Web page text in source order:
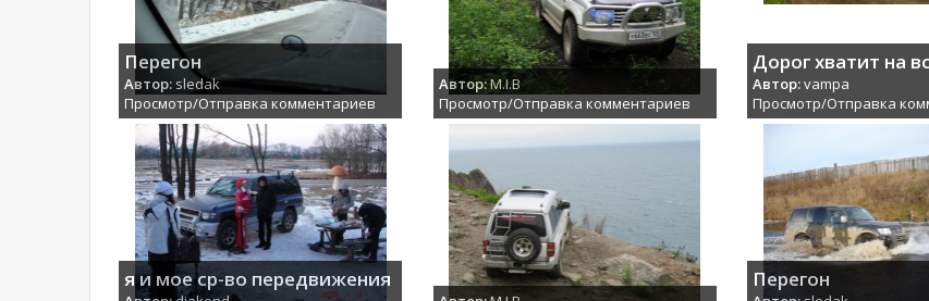
Перегон
Автор: sledak
Просмотр/Отправка комментариев
Автор:M.I.B
Просмотр/Отправка комментариев
Дорог хватит на
Автор:vampa
Просмотр/Отправка
я и мое ср-во передвижения Перегон